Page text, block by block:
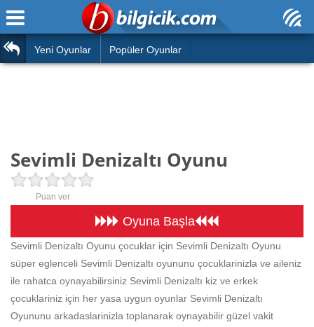
Araba
Futbol
Çocuk
Silah
Basketbol
Motor
Beceri
Ana Sayfa
Hızlı Okuma Testi
Hesaplamalar
Oyun
Eğitim Haberleri
Yeni Oyunlar Popüler Oyunlar
Sevimli Denizaltı Oyunu
Puan ver
Oyuna Başla
Sevimli Denizaltı Oyunu çocuklar için Sevimli Denizaltı Oyunu
süper eglenceli Sevimli Denizaltı oyununu çocuklarinizla ve aileniz
ile rahatca oynayabilirsiniz Sevimli Denizaltı kiz ve erkek
çocuklariniz için her yasa uygun oyunlar Sevimli Denizaltı
Oyununu arkadaslarinizla toplanarak oynayabilir güzel vakit